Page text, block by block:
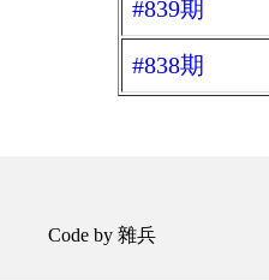
#839期
#838期
Code by 雜兵